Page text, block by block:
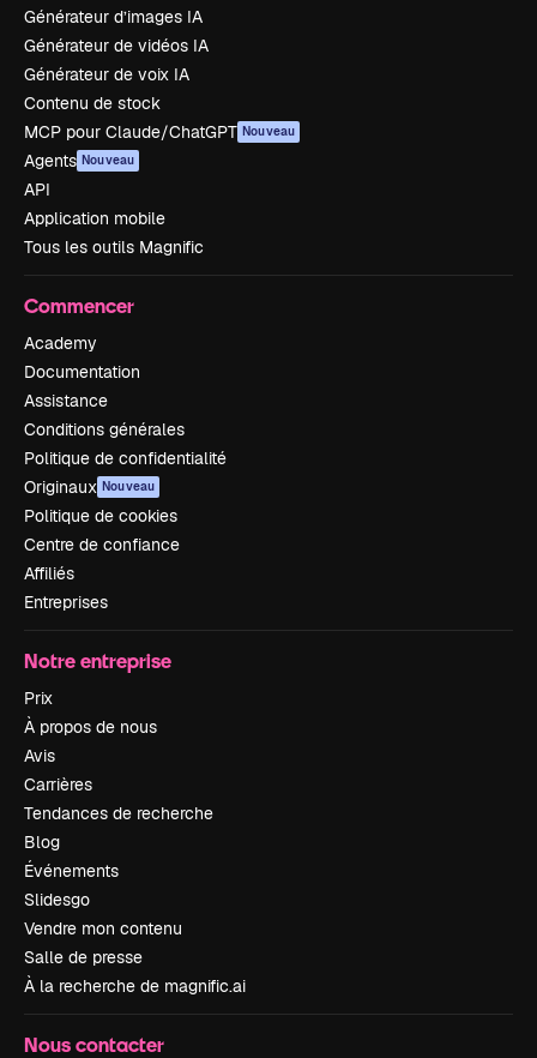
Générateur d’images IA
Générateur de vidéos IA
Générateur de voix IA
Contenu de stock
MCP pour Claude/ChatGPT Nouveau
Agents Nouveau
API
Application mobile
Tous les outils Magnific
Commencer
Academy
Documentation
Assistance
Conditions générales
Politique de confidentialité
Originaux Nouveau
Politique de cookies
Centre de confiance
Affiliés
Entreprises
Notre entreprise
Prix
À propos de nous
Avis
Carrières
Tendances de recherche
Blog
Événements
Slidesgo
Vendre mon contenu
Salle de presse
À la recherche de magnific.ai
Nous contacter